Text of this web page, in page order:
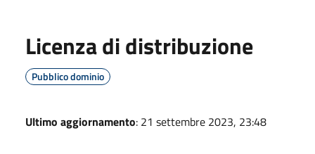
Licenza di distribuzione
Pubblico dominio
Ultimo aggiornamento: 21 settembre 2023, 23:48